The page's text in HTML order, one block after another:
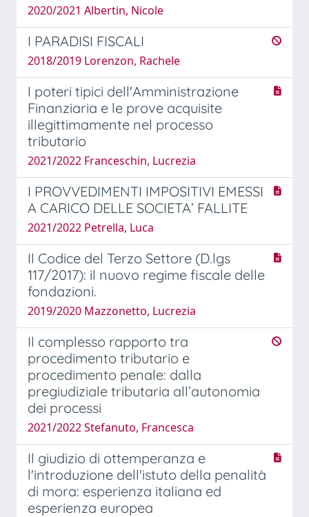
2020/2021 Albertin, Nicole
I PARADISI FISCALI
2018/2019 Lorenzon, Rachele
I poteri tipici dell'Amministrazione
Finanziaria e le prove acquisite
illegittimamente nel processo
tributario
2021/2022 Franceschin, Lucrezia
I PROVVEDIMENTI IMPOSITIVI EMESSI
A CARICO DELLE SOCIETA’ FALLITE
2021/2022 Petrella, Luca
Il Codice del Terzo Settore (D.lgs
117/2017): il nuovo regime fiscale delle
fondazioni.
2019/2020 Mazzonetto, Lucrezia
Il complesso rapporto tra
procedimento tributario e
procedimento penale: dalla
pregiudiziale tributaria all’autonomia
dei processi
2021/2022 Stefanuto, Francesca
Il giudizio di ottemperanza e
l'introduzione dell'istuto della penalità
di mora: esperienza italiana ed
esperienza europea